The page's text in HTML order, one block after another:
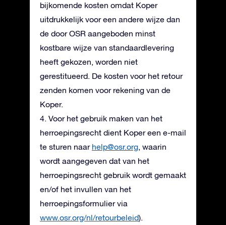
bijkomende kosten omdat Koper
uitdrukkelijk voor een andere wijze dan
de door OSR aangeboden minst
kostbare wijze van standaardlevering
heeft gekozen, worden niet
gerestitueerd. De kosten voor het retour
zenden komen voor rekening van de
Koper.
4. Voor het gebruik maken van het
herroepingsrecht dient Koper een e-mail
te sturen naar help@osr.org, waarin
wordt aangegeven dat van het
herroepingsrecht gebruik wordt gemaakt
en/of het invullen van het
herroepingsformulier via
www.osr.org/nl/retourbeleid).